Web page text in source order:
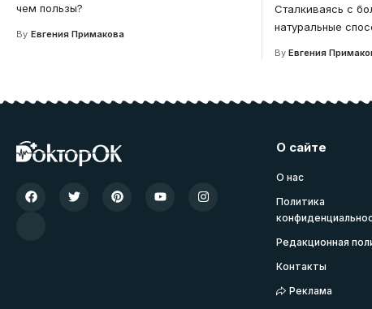
чем пользы?
By Евгения Примакова
Сталкиваясь с
натуральные
By Евгения
О сайте
О нас
Политика
Редакционная
Контакты
Реклама